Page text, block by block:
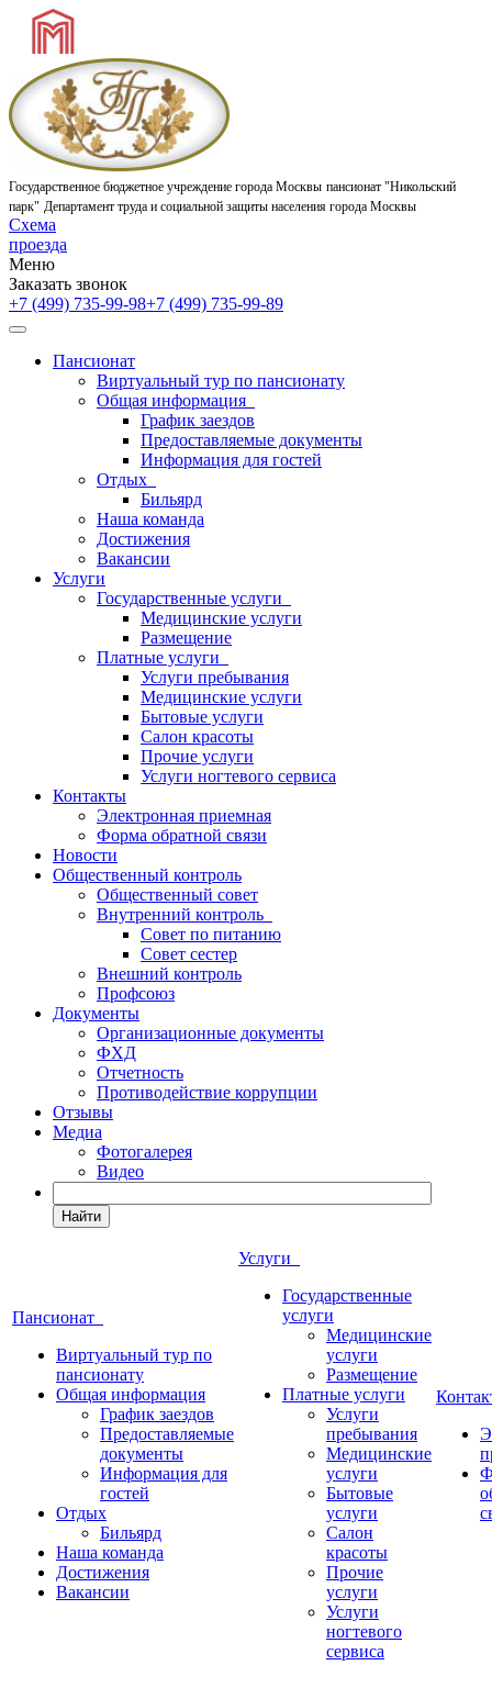
Государственное бюджетное учреждение города Москвы пансионат "Никольский
парк" Департамент труда и социальной защиты населения города Москвы
Схема
проезда
Меню
Заказать звонок
+7 (499) 735-99-98+7 (499) 735-99-89
Пансионат
Виртуальный тур по пансионату
Общая информация
График заездов
Предоставляемые документы
Информация для гостей
Отдых
Бильярд
Наша команда
Достижения
Вакансии
Услуги
Государственные услуги
Медицинские услуги
Размещение
Платные услуги
Услуги пребывания
Медицинские услуги
Бытовые услуги
Салон красоты
Прочие услуги
Услуги ногтевого сервиса
Контакты
Электронная приемная
Форма обратной связи
Новости
Общественный контроль
Общественный совет
Внутренний контроль
Совет по питанию
Совет сестер
Внешний контроль
Профсоюз
Документы
Организационные документы
ФХД
Отчетность
Противодействие коррупции
Отзывы
Медиа
Фотогалерея
Видео
Найти
Пансионат
Виртуальный тур по
пансионату
Общая информация
График заездов
Предоставляемые
документы
Информация для
гостей
Отдых
Бильярд
Наша команда
Достижения
Вакансии
Услуги
Государственные
услуги
Медицинские
услуги
Размещение
Платные услуги
Услуги
пребывания
Медицинские
услуги
Бытовые
услуги
Салон
красоты
Прочие
услуги
Услуги
ногтевого
сервиса